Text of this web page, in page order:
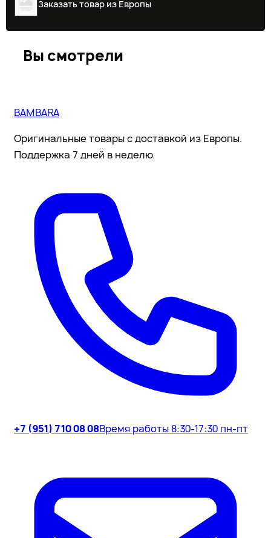
Заказать товар из Европы
Вы смотрели
BAMBARA
Оригинальные товары с доставкой из Европы.
Поддержка 7 дней в неделю.
+7 (951) 710 08 08Время работы 8:30-17:30 пн-пт